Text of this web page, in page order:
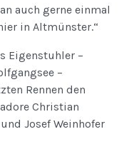
auch gerne einmal
in Altmünster.“
Eigenstuhler –
–
Rennen den
Christian
Josef Weinhofer